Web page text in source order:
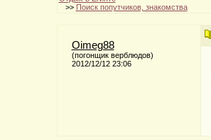
>> Поиск попутчиков, знакомства
Oimeg88
(погонщик верблюдов)
2012/12/12 23:06